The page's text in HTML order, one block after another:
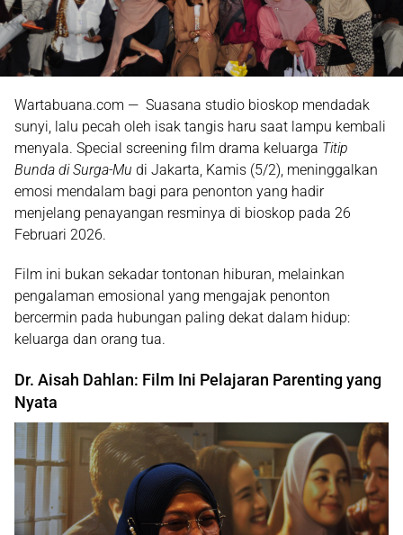
Wartabuana.com — Suasana studio bioskop mendadak
sunyi, lalu pecah oleh isak tangis haru saat lampu kembali
menyala. Special screening film drama keluarga Titip
Bunda di Surga-Mu di Jakarta, Kamis (5/2), meninggalkan
emosi mendalam bagi para penonton yang hadir
menjelang penayangan resminya di bioskop pada 26
Februari 2026.
Film ini bukan sekadar tontonan hiburan, melainkan
pengalaman emosional yang mengajak penonton
bercermin pada hubungan paling dekat dalam hidup:
keluarga dan orang tua.
Dr. Aisah Dahlan: Film Ini Pelajaran Parenting yang
Nyata